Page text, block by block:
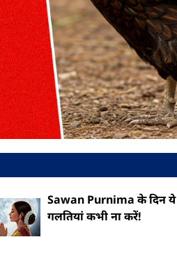
Sawan Purnima के दिन ये
गलतियां कभी ना करें!